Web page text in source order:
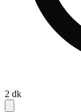
2 dk